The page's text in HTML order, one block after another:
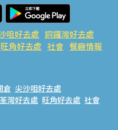
咀好去處 銅鑼灣好去處
旺角好去處 社會 餐廳情報
倉 尖沙咀好去處
荃灣好去處 旺角好去處 社會